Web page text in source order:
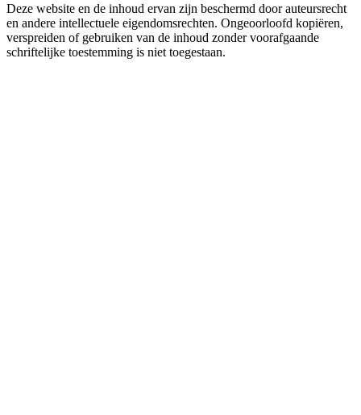
Deze website en de inhoud ervan zijn beschermd door auteursrecht
en andere intellectuele eigendomsrechten. Ongeoorloofd kopiëren,
verspreiden of gebruiken van de inhoud zonder voorafgaande
schriftelijke toestemming is niet toegestaan.